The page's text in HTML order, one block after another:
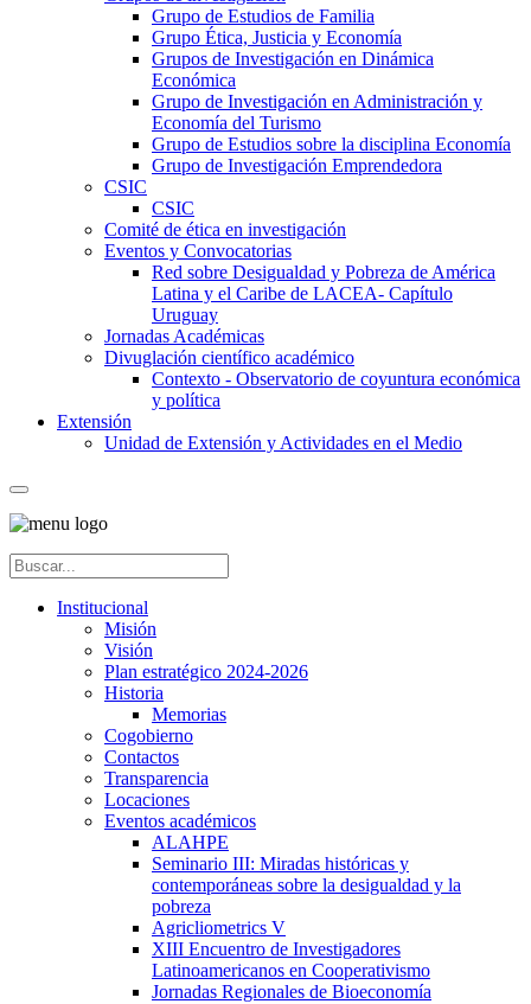
Grupo de Estudios de Familia
Grupo Ética, Justicia y Economía
Grupos de Investigación en Dinámica
Económica
Grupo de Investigación en Administración y
Economía del Turismo
Grupo de Estudios sobre la disciplina Economía
Grupo de Investigación Emprendedora
CSIC
CSIC
Comité de ética en investigación
Eventos y Convocatorias
Red sobre Desigualdad y Pobreza de América
Latina y el Caribe de LACEA- Capítulo
Uruguay
Jornadas Académicas
Divuglación científico académico
Contexto - Observatorio de coyuntura económica
y política
Extensión
Unidad de Extensión y Actividades en el Medio
Institucional
Misión
Visión
Plan estratégico 2024-2026
Historia
Memorias
Cogobierno
Contactos
Transparencia
Locaciones
Eventos académicos
ALAHPE
Seminario III: Miradas históricas y
contemporáneas sobre la desigualdad y la
pobreza
Agricliometrics V
XIII Encuentro de Investigadores
Latinoamericanos en Cooperativismo
Jornadas Regionales de Bioeconomía